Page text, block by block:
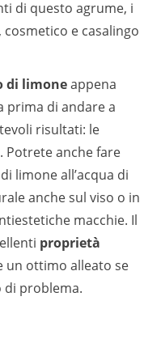
di questo agrume, i
e casalingo
di limoneappena
prima di andare a
risultati: le
Potrete anche fare
limone all’acqua di
anche sul viso o in
macchie. Il
proprietà
un ottimo alleato se
problema.